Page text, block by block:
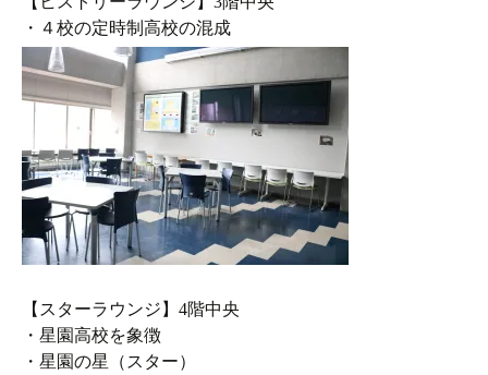
・４校の定時制高校の混成
【スターラウンジ】4階中央
・星園高校を象徴
・星園の星（スター）